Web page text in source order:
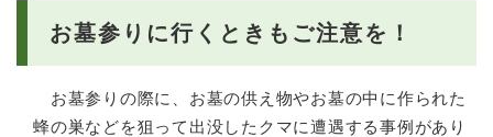
お墓参りに行くときもご注意を！
お墓参りの際に、お墓の供え物やお墓の中に作られた
蜂の巣などを狙って出没したクマに遭遇する事例があり